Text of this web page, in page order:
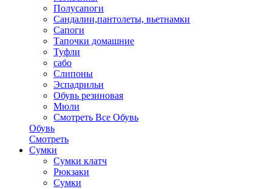
Полусапоги
Сандалии,пантолеты, вьетнамки
Сапоги
Тапочки домашние
Туфли
сабо
Слипоны
Эспадрильи
Обувь резиновая
Мюли
Смотреть Все Обувь
Обувь
Смотреть
Сумки
Сумки клатч
Рюкзаки
Сумки